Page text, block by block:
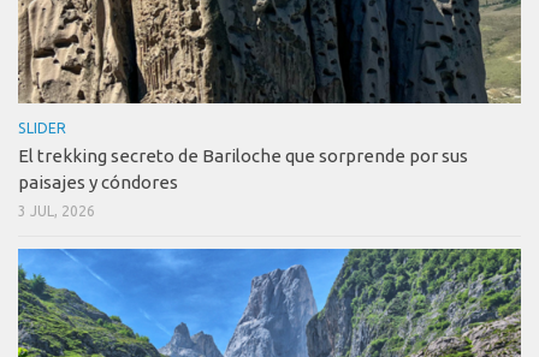
SLIDER
El trekking secreto de Bariloche que sorprende por sus
paisajes y cóndores
3 JUL, 2026